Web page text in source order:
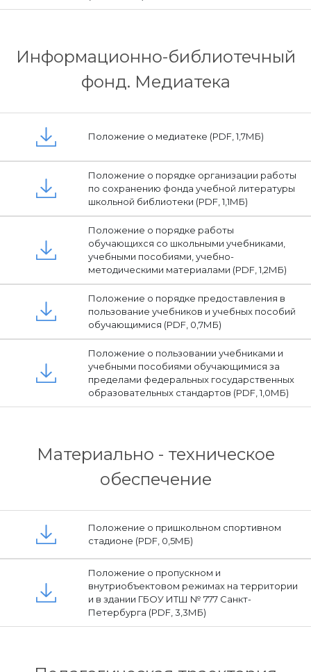
Информационно-библиотечный
фонд. Медиатека
Положение о медиатеке (PDF, 1,7МБ)
Положение о порядке организации работы
по сохранению фонда учебной литературы
школьной библиотеки (PDF, 1,1МБ)
Положение о порядке работы
обучающихся со школьными учебниками,
учебными пособиями, учебно-
методическими материалами (PDF, 1,2МБ)
Положение о порядке предоставления в
пользование учебников и учебных пособий
обучающимися (PDF, 0,7МБ)
Положение о пользовании учебниками и
учебными пособиями обучающимися за
пределами федеральных государственных
образовательных стандартов (PDF, 1,0МБ)
Материально - техническое
обеспечение
Положение о пришкольном спортивном
стадионе (PDF, 0,5МБ)
Положение о пропускном и
внутриобъектовом режимах на территории
и в здании ГБОУ ИТШ № 777 Санкт-
Петербурга (PDF, 3,3МБ)